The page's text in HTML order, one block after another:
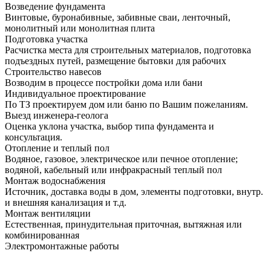
Возведение фундамента
Винтовые, буронабивные, забивные сваи, ленточный,
монолитный или монолитная плита
Подготовка участка
Расчистка места для строительных материалов, подготовка
подъездных путей, размещение бытовки для рабочих
Строительство навесов
Возводим в процессе постройки дома или бани
Индивидуальное проектирование
По ТЗ проектируем дом или баню по Вашим пожеланиям.
Выезд инженера-геолога
Оценка уклона участка, выбор типа фундамента и
консультация.
Отопление и теплый пол
Водяное, газовое, электрическое или печное отопление;
водяной, кабельный или инфракрасный теплый пол
Монтаж водоснабжения
Источник, доставка воды в дом, элементы подготовки, внутр.
и внешняя канализация и т.д.
Монтаж вентиляции
Естественная, принудительная приточная, вытяжная или
комбинированная
Электромонтажные работы